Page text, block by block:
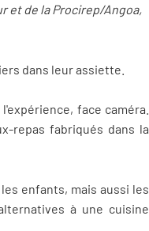
et de la Procirep/Angoa,
dans leur assiette.
face caméra.
repas fabriqués dans la
enfants, mais aussi les
à une cuisine